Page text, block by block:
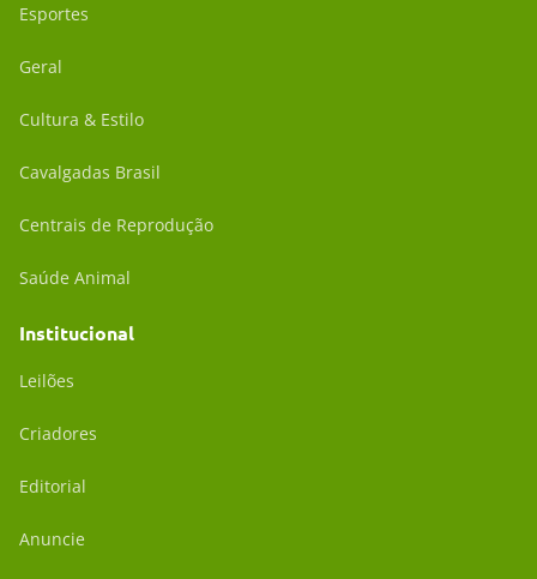
Esportes
Geral
Cultura & Estilo
Cavalgadas Brasil
Centrais de Reprodução
Saúde Animal
Institucional
Leilões
Criadores
Editorial
Anuncie